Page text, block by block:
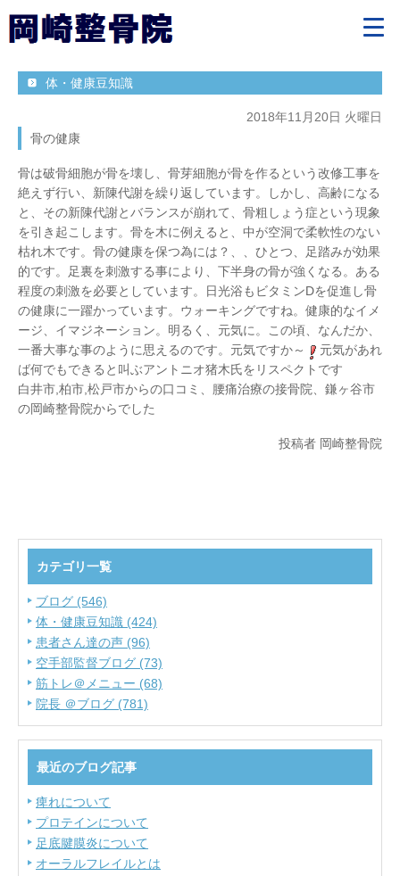
体・健康豆知識
2018年11月20日 火曜日
骨の健康
骨は破骨細胞が骨を壊し、骨芽細胞が骨を作るという改修工事を
絶えず行い、新陳代謝を繰り返しています。しかし、高齢になる
と、その新陳代謝とバランスが崩れて、骨粗しょう症という現象
を引き起こします。骨を木に例えると、中が空洞で柔軟性のない
枯れ木です。骨の健康を保つ為には？、、ひとつ、足踏みが効果
的です。足裏を刺激する事により、下半身の骨が強くなる。ある
程度の刺激を必要としています。日光浴もビタミンDを促進し骨
の健康に一躍かっています。ウォーキングですね。健康的なイメ
ージ、イマジネーション。明るく、元気に。この頃、なんだか、
一番大事な事のように思えるのです。元気ですか～
元気があれ
ば何でもできると叫ぶアントニオ猪木氏をリスペクトです
白井市,柏市,松戸市からの口コミ、腰痛治療の接骨院、鎌ヶ谷市
の岡崎整骨院からでした
投稿者 岡崎整骨院
カテゴリ一覧
ブログ (546)
体・健康豆知識 (424)
患者さん達の声 (96)
空手部監督ブログ (73)
筋トレ＠メニュー (68)
院長 ＠ブログ (781)
最近のブログ記事
痺れについて
プロテインについて
足底腱膜炎について
オーラルフレイルとは